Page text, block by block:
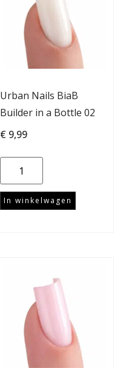
Urban Nails BiaB
Builder in a Bottle 02
€ 9,99
In winkelwagen